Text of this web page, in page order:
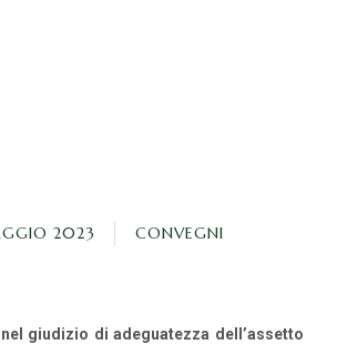
2023 CONVEGNI
nel giudizio di adeguatezza dell’assetto